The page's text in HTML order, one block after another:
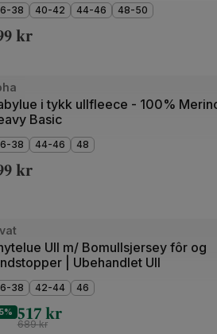
38 40-42 44-46 48-50
kr
i tykk ullfleece - 100%
Basic
38 44-46 48
kr
Ull m/ Bomullsjersey fôr og
| Ubehandlet Ull
38 42-44 46
517kr
689kr